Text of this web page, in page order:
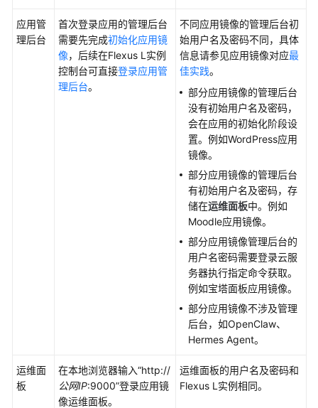
限
Flexus
实
应用管
理后台
首次登录应用的管理后台
需要先完成初始化应用镜
像，后续在Flexus L实例
控制台可直接登录应用管
理后台。
不同应用镜像的管理后台初
始用户名及密码不同，具体
信息请参见应用镜像对应最
佳实践。
部分应用镜像的管理后台
没有初始用户名及密码，
会在应用的初始化阶段设
置。例如WordPress应用
镜像。
部分应用镜像的管理后台
有初始用户名及密码，存
储在运维面板中。例如
Moodle应用镜像。
部分应用镜像管理后台的
用户名密码需要登录云服
务器执行指定命令获取。
例如宝塔面板应用镜像。
部分应用镜像不涉及管理
后台，如OpenClaw、
Hermes Agent。
运维面
板
在本地浏览器输入“http://
公网IP:9000”登录应用镜
像运维面板。
运维面板的用户名及密码和
Flexus L实例相同。